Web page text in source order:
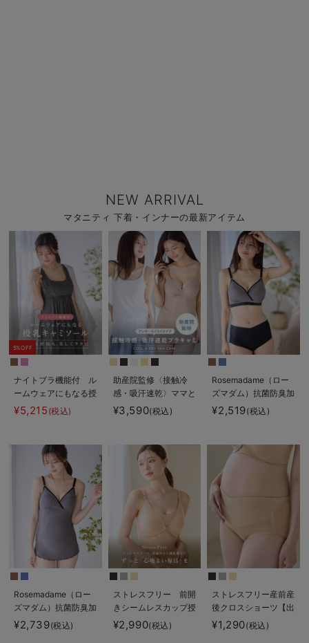
NEW ARRIVAL
マタニティ 下着・インナーの最新アイテム
5%OFF
ナイトブラ機能付 ル
ームウェアにもなる授
乳キャミソール
¥5,215 (税込)
助産院監修〈接触冷
感・吸汗速乾〉ママと
つくったふんわり授乳
ブラキャミ アンダー
¥3,590(税込)
Rosemadame（ロー
ズマダム）抗菌防臭加
工バイカラー授乳ブラ
¥2,519(税込)
Rosemadame（ロー
ズマダム）抗菌防臭加
工バイカラー授乳キャ
ミソール
¥2,739(税込)
ストレスフリー 前開
きシームレスカップ授
乳ブラ 脇高 垂れ防
止 ｜ マタニティ・授
¥2,990(税込)
ストレスフリー産前産
後クロスショーツ【出
産後も長く使える】
¥1,290(税込)